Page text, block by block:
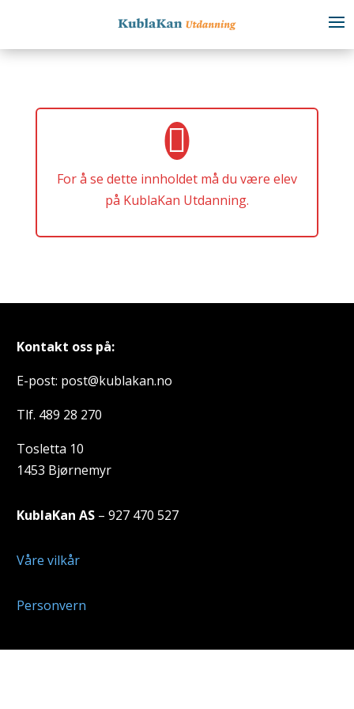
For å se dette innholdet må du være elev
på KublaKan Utdanning.
Kontakt oss på:
E-post: post@kublakan.no
Tlf. 489 28 270
Tosletta 10
1453 Bjørnemyr
KublaKan AS – 927 470 527
Våre vilkår
Personvern